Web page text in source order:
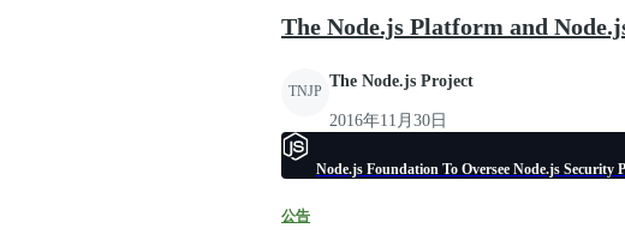
The Node.js Platform and
TNJP
The Node.js Project
2016年11月30日
Node.js Foundation To Oversee Node.js
公告